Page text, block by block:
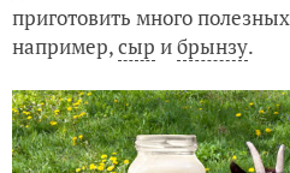
приготовить много
например,сыр ибрынзу.